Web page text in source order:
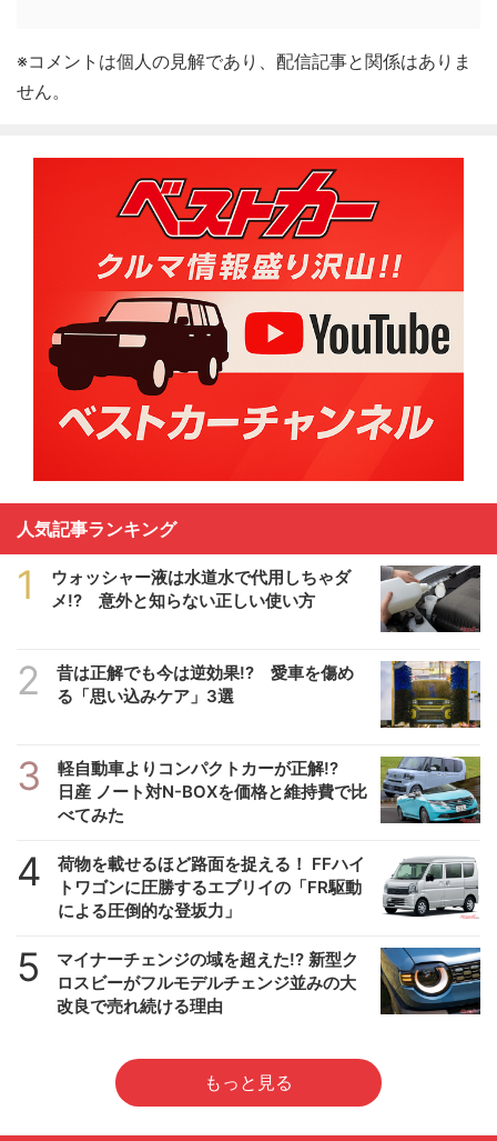
※コメントは個人の見解であり、配信記事と関係はありま
せん。
人気記事ランキング
1
ウォッシャー液は水道水で代用しちゃダ
メ!? 意外と知らない正しい使い方
2
昔は正解でも今は逆効果!? 愛車を傷め
る「思い込みケア」3選
3
軽自動車よりコンパクトカーが正解!?
日産 ノート対N-BOXを価格と維持費で比
べてみた
4
荷物を載せるほど路面を捉える！ FFハイ
トワゴンに圧勝するエブリイの「FR駆動
による圧倒的な登坂力」
5
マイナーチェンジの域を超えた!? 新型ク
ロスビーがフルモデルチェンジ並みの大
改良で売れ続ける理由
もっと見る